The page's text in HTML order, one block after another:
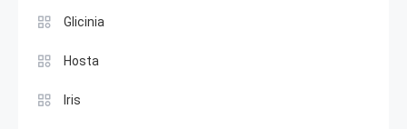
Glicinia
Hosta
Iris